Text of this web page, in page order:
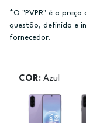
*O "PVPR" é o
questão, definido e
fornecedor.
COR: Azul